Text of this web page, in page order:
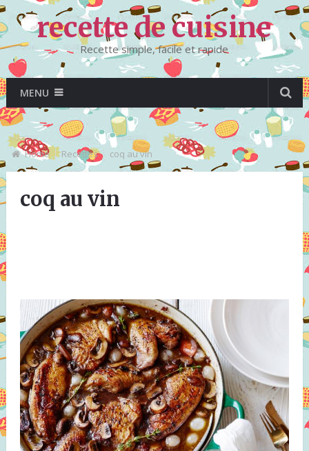
recette de cuisine
Recette simple, facile et rapide
MENU
Home Recettes coq au vin
coq au vin